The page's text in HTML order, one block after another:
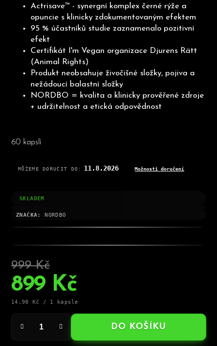
Actrisave™ - synergní komplex černé rýže a
opuncie s klinicky zdokumentovaným efektem
95 % účastníků studie zaznamenalo pozitivní
efekt
Certifikát I'm Vegan organizace Djurens Rätt
(Animal Rights)
Produkt neobsahuje živočišné složky, pojiva a
nežádoucí balastní složky
NORDBO = kvalita a klinicky prověřené zdroje
+ udržitelnost a etická odpovědnost
60 kapslí
MŮŽEME DORUČIT DO: 11.8.2026 Možnosti doručení
SKLADEM
ZNAČKA:NORDBO
999 Kč
899 Kč
Měrná
14,98 Kč / 1 kapsle
DO KOŠÍKU